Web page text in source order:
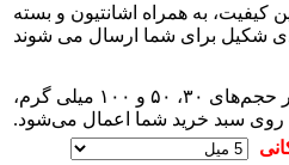
کیفیت، به همراه اشانتیون و بسته
شکیل برای شما ارسال می شوند
با خرید عطر دست ساز در حجم‌های ۳۰، ۵۰ و ۱۰۰ میلی گرم،
روی سبد خرید شما اعمال می‌شود.